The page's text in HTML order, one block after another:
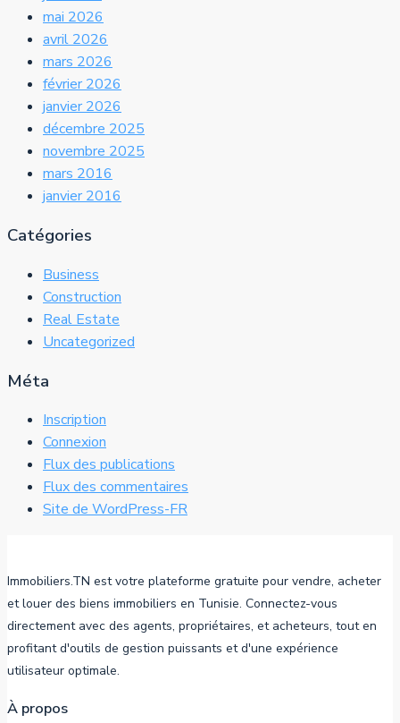
mai 2026
avril 2026
mars 2026
février 2026
janvier 2026
décembre 2025
novembre 2025
mars 2016
janvier 2016
Catégories
Business
Construction
Real Estate
Uncategorized
Méta
Inscription
Connexion
Flux des publications
Flux des commentaires
Site de WordPress-FR
Immobiliers.TN est votre plateforme gratuite pour vendre, acheter
et louer des biens immobiliers en Tunisie. Connectez-vous
directement avec des agents, propriétaires, et acheteurs, tout en
profitant d'outils de gestion puissants et d'une expérience
utilisateur optimale.
À propos